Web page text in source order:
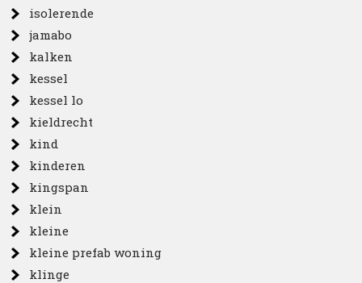
isolerende
jamabo
kalken
kessel
kessel lo
kieldrecht
kind
kinderen
kingspan
klein
kleine
kleine prefab woning
klinge